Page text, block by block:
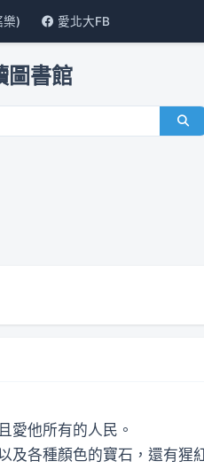
樂) 愛北大FB
圖書館
他所有的人民。
各種顏色的寶石，還有猩